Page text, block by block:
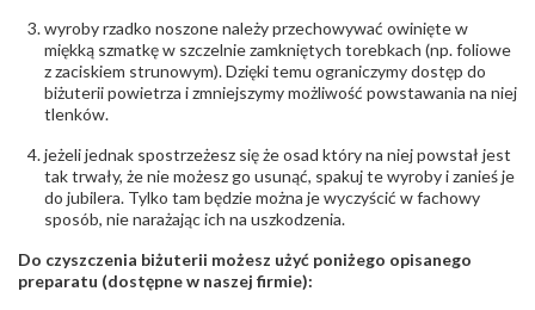
wyroby rzadko noszone należy przechowywać owinięte w
miękką szmatkę w szczelnie zamkniętych torebkach (np. foliowe
z zaciskiem strunowym). Dzięki temu ograniczymy dostęp do
biżuterii powietrza i zmniejszymy możliwość powstawania na niej
tlenków.
jeżeli jednak spostrzeżesz się że osad który na niej powstał jest
tak trwały, że nie możesz go usunąć, spakuj te wyroby i zanieś je
do jubilera. Tylko tam będzie można je wyczyścić w fachowy
sposób, nie narażając ich na uszkodzenia.
Do czyszczenia biżuterii możesz użyć poniżego opisanego
preparatu (dostępne w naszej firmie):